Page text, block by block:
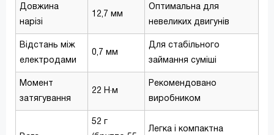
Довжина
нарізі
12,7 мм
Оптимальна для
невеликих двигунів
Відстань між
електродами
0,7 мм
Для стабільного
займання суміші
Момент
затягування
22 Н·м
Рекомендовано
виробником
52 г
Легка і компактна